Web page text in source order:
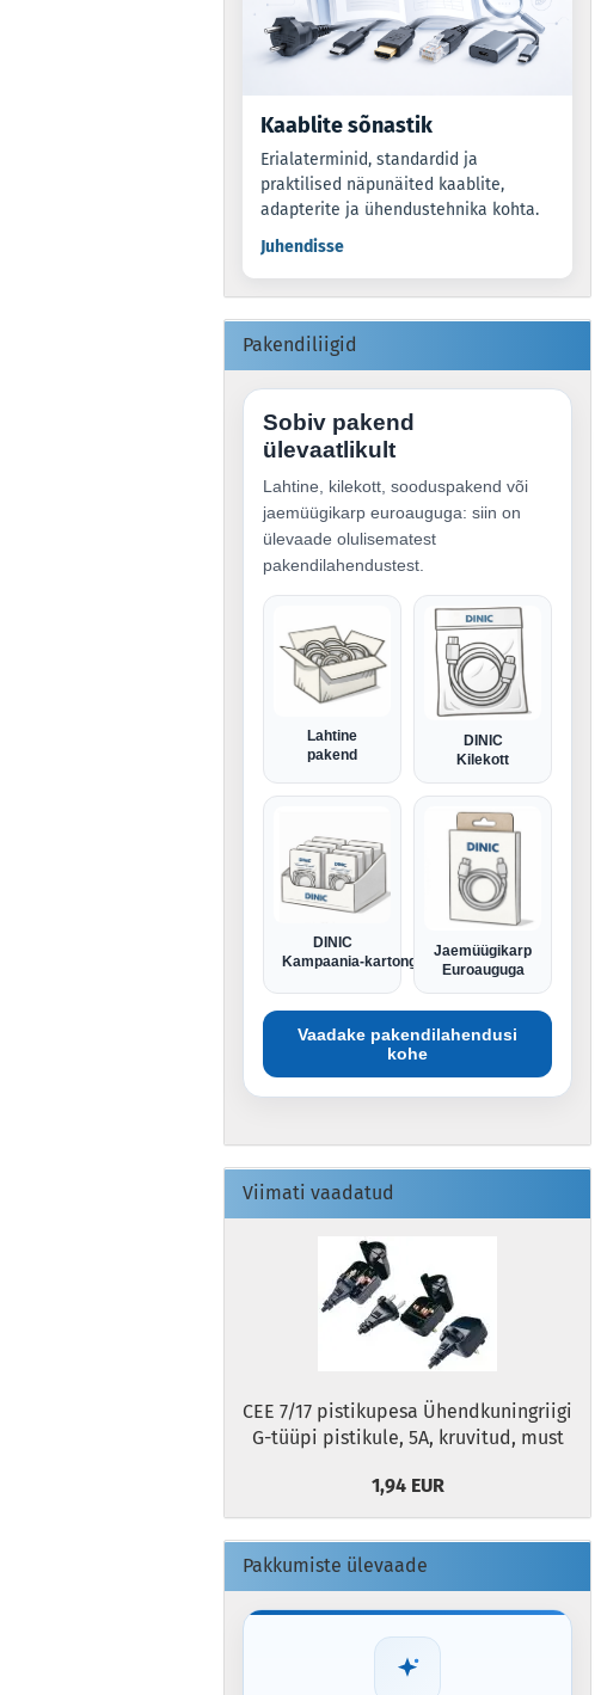
Kaablite sõnastik
Erialaterminid, standardid ja
praktilised näpunäited kaablite,
adapterite ja ühendustehnika kohta.
Juhendisse
Pakendiliigid
Sobiv pakend
ülevaatlikult
Lahtine, kilekott, sooduspakend või
jaemüügikarp euroauguga: siin on
ülevaade olulisematest
pakendilahendustest.
Lahtine
pakend
DINIC
Kilekott
DINIC
Kampaania-kartong
Jaemüügikarp
Euroauguga
Vaadake pakendilahendusi
kohe
Viimati vaadatud
CEE 7/17 pistikupesa Ühendkuningriigi
G-tüüpi pistikule, 5A, kruvitud, must
1,94 EUR
Pakkumiste ülevaade